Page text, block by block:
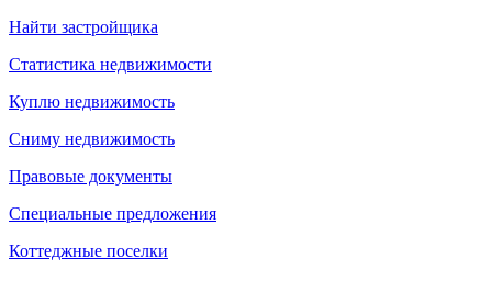
Найти застройщика
Статистика недвижимости
Куплю недвижимость
Сниму недвижимость
Правовые документы
Специальные предложения
Коттеджные поселки